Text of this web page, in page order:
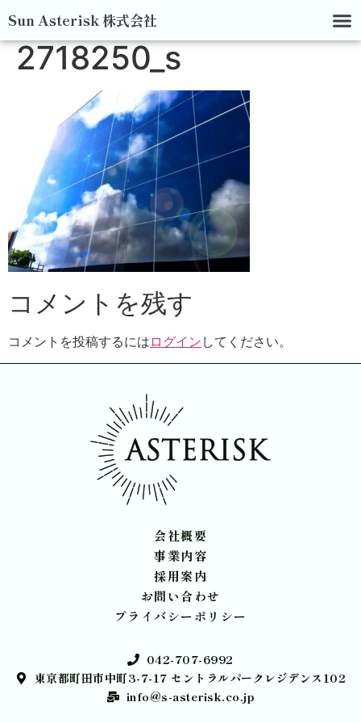
Sun Asterisk 株式会社
2718250_s
コメントを残す
コメントを投稿するには ログイン してください。
会社概要
事業内容
採用案内
お問い合わせ
プライバシーポリシー
042-707-6992
東京都町田市中町3-7-17 セントラルパークレジデンス102
info@s-asterisk.co.jp